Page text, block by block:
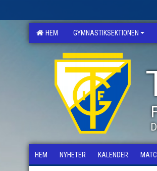
HEM GYMNASTIKSEKTIONEN
HEM NYHETER KALENDER